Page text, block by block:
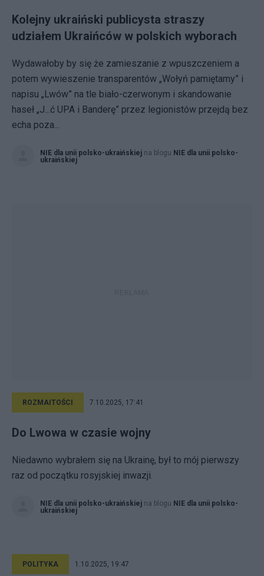
Kolejny ukraiński publicysta straszy
udziałem Ukraińców w polskich wyborach
Wydawałoby by się że zamieszanie z wpuszczeniem a
potem wywieszenie transparentów „Wołyń pamiętamy” i
napisu „Lwów” na tle biało-czerwonym i skandowanie
haseł „J...ć UPA i Banderę” przez legionistów przejdą bez
echa poza...
NIE dla unii polsko-ukraińskiej na blogu NIE dla unii polsko-
ukraińskiej
ROZMAITOŚCI 7.10.2025, 17:41
Do Lwowa w czasie wojny
Niedawno wybrałem się na Ukrainę, był to mój pierwszy
raz od początku rosyjskiej inwazji.
NIE dla unii polsko-ukraińskiej na blogu NIE dla unii polsko-
ukraińskiej
POLITYKA 1.10.2025, 19:47